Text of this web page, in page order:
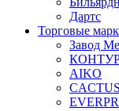
Дартс
Торговые
Завод
AIKO
CACTUS